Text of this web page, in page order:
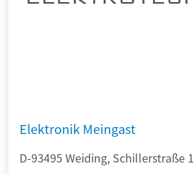
Elektronik Meingast
D-93495 Weiding, Schillerstraße 1